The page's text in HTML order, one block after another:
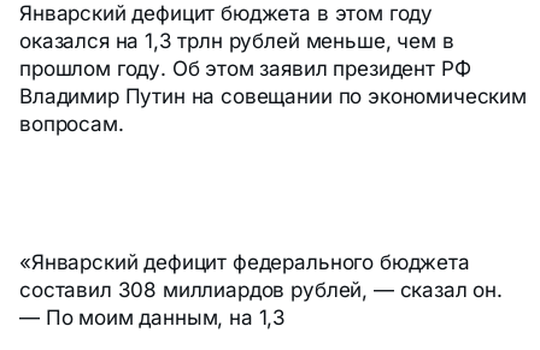
Январский дефицит бюджета в этом году
оказался на 1,3 трлн рублей меньше, чем в
прошлом году. Об этом заявил президент РФ
Владимир Путин на совещании по экономическим
вопросам.
«Январский дефицит федерального бюджета
составил 308 миллиардов рублей, — сказал он.
— По моим данным, на 1,3